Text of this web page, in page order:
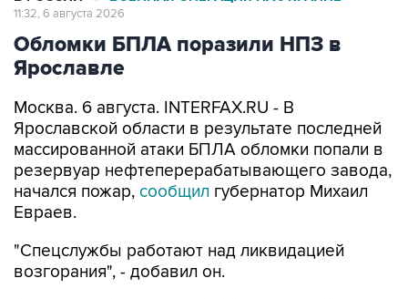
11:32, 6 августа 2026
Обломки БПЛА поразили НПЗ в
Ярославле
Москва. 6 августа. INTERFAX.RU - В
Ярославской области в результате последней
массированной атаки БПЛА обломки попали в
резервуар нефтеперерабатывающего завода,
начался пожар, сообщил губернатор Михаил
Евраев.
"Спецслужбы работают над ликвидацией
возгорания", - добавил он.